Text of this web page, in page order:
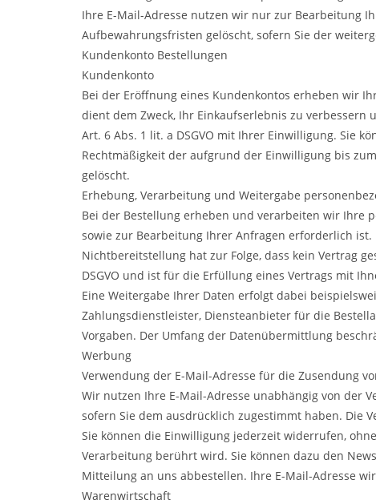
Ihre E-Mail-Adresse nutzen wir nur zur Bearbeitung
Aufbewahrungsfristen gelöscht, sofern Sie der
Kundenkonto Bestellungen
Kundenkonto
Bei der Eröffnung eines Kundenkontos erheben wir
dient dem Zweck, Ihr Einkaufserlebnis zu
Art. 6 Abs. 1 lit. a DSGVO mit Ihrer Einwilligung. Sie
Rechtmäßigkeit der aufgrund der Einwilligung bis
gelöscht.
Erhebung, Verarbeitung und Weitergabe
Bei der Bestellung erheben und verarbeiten wir Ihre
sowie zur Bearbeitung Ihrer Anfragen erforderlich
Nichtbereitstellung hat zur Folge, dass kein Vertrag
DSGVO und ist für die Erfüllung eines Vertrags mit
Eine Weitergabe Ihrer Daten erfolgt dabei
Zahlungsdienstleister, Diensteanbieter für die
Vorgaben. Der Umfang der Datenübermittlung
Werbung
Verwendung der E-Mail-Adresse für die Zusendung
Wir nutzen Ihre E-Mail-Adresse unabhängig von der
sofern Sie dem ausdrücklich zugestimmt haben. Die
Sie können die Einwilligung jederzeit widerrufen,
Verarbeitung berührt wird. Sie können dazu den
Mitteilung an uns abbestellen. Ihre E-Mail-Adresse
Warenwirtschaft